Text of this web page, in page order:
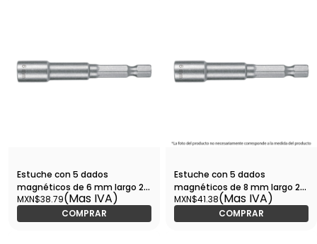
Estuche con 5 dados
magnéticos de 6 mm largo 2-
1/2', Expert-PUDE-9006 / 12946
MXN$38.79(Mas IVA)
COMPRAR
Estuche con 5 dados
magnéticos de 8 mm largo 2-
1/2', Expert-PUDE-9008 / 12948
MXN$41.38(Mas IVA)
COMPRAR